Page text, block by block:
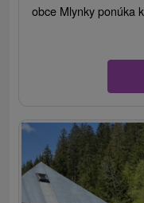
obce Mlynky ponúka